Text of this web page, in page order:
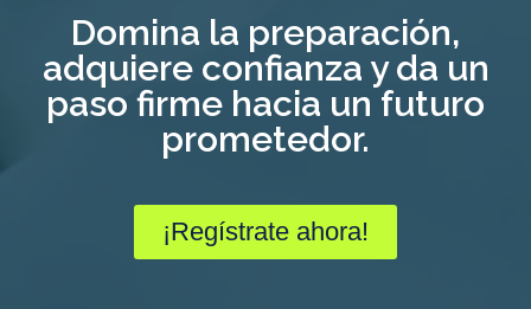
Domina la preparación,
adquiere confianza y da un
paso firme hacia un futuro
prometedor.
¡Regístrate ahora!